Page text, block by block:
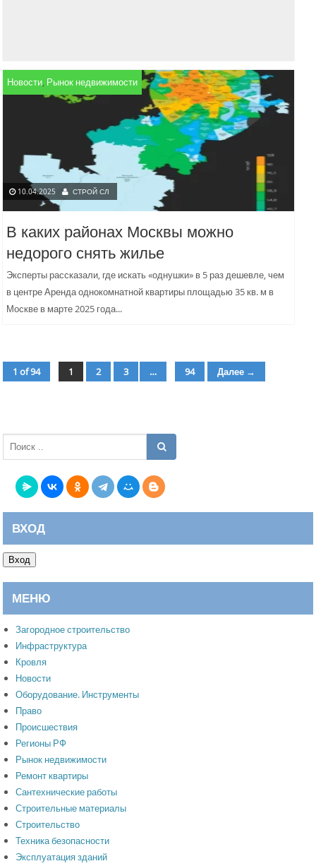
11.04.2025
Как правильно выбрать интерактивную
Интерактивные панели становятся неотъемлемой частью
образовательных и корпоративных процессов. Их использование
позволяет значительно повысить уровень вовлеченности и
взаимодействия между участниками, что в свою очередь ведет...
Новости, Рынок недвижимости
10.04.2025 СТРОЙ СЛ
В каких районах Москвы можно
недорого снять жилье
Эксперты рассказали, где искать «однушки» в 5 раз дешевле, чем
в центре Аренда однокомнатной квартиры площадью 35 кв. м в
Москве в марте 2025 года...
1 of 94 страница
1 страница
2 страница
3 … страница
94 Далее →
ВХОД
Вход
МЕНЮ
Загородное строительство
Инфраструктура
Кровля
Новости
Оборудование. Инструменты
Право
Происшествия
Регионы РФ
Рынок недвижимости
Ремонт квартиры
Сантехнические работы
Строительные материалы
Строительство
Техника безопасности
Эксплуатация зданий